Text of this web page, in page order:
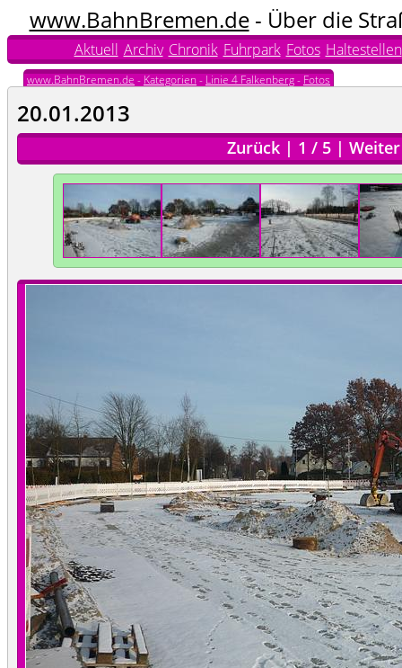
www.BahnBremen.de- Über die
Aktuell Archiv Chronik Fuhrpark Fotos Haltestellen
www.BahnBremen.de - Kategorien - Linie 4 Falkenberg- Fotos
20.01.2013
Zurück | 1 / 5 | Weiter